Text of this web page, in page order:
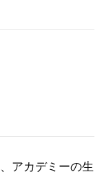
アカデミーの生